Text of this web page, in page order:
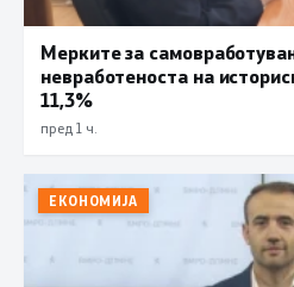
Мерките за
невработеноста на
11,3%
пред 1 ч.
ЕКОНОМИЈА